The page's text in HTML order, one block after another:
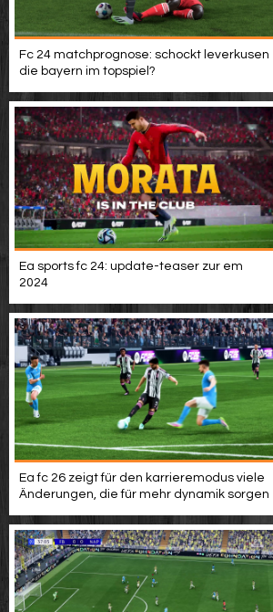
Fc 24 matchprognose: schockt leverkusen
die bayern im topspiel?
Ea sports fc 24: update-teaser zur em
2024
Ea fc 26 zeigt für den karrieremodus viele
Änderungen, die für mehr dynamik sorgen